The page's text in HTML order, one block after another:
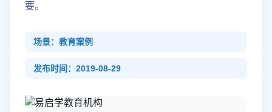
要。
场景：教育案例
发布时间：2019-08-29